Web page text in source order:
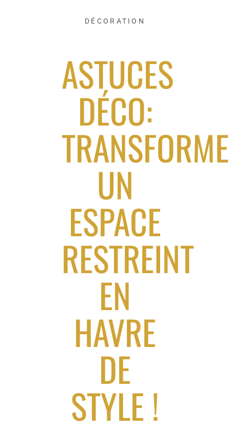
DÉCORATION
ASTUCES
DÉCO:
UN
ESPACE
RESTREINT
EN
HAVRE
DE
STYLE !